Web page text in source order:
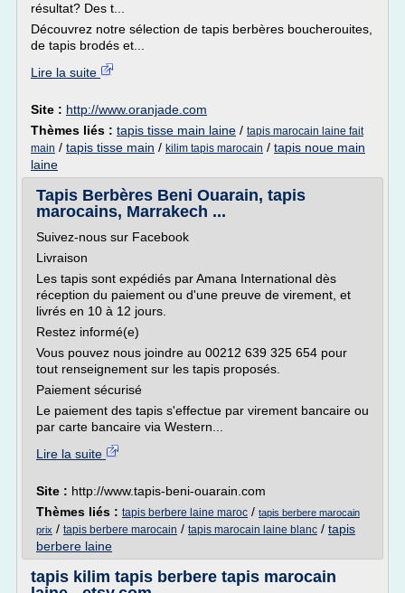
résultat? Des t...
Découvrez notre sélection de tapis berbères boucherouites,
de tapis brodés et...
Lire la suite
Site : http://www.oranjade.com
Thèmes liés : tapis tisse main laine / tapis marocain laine fait
main / tapis tisse main / kilim tapis marocain / tapis noue main
laine
Tapis Berbères Beni Ouarain, tapis
marocains, Marrakech ...
Suivez-nous sur Facebook
Livraison
Les tapis sont expédiés par Amana International dès
réception du paiement ou d'une preuve de virement, et
livrés en 10 à 12 jours.
Restez informé(e)
Vous pouvez nous joindre au 00212 639 325 654 pour
tout renseignement sur les tapis proposés.
Paiement sécurisé
Le paiement des tapis s'effectue par virement bancaire ou
par carte bancaire via Western...
Lire la suite
Site : http://www.tapis-beni-ouarain.com
Thèmes liés : tapis berbere laine maroc / tapis berbere marocain
prix / tapis berbere marocain / tapis marocain laine blanc / tapis
berbere laine
tapis kilim tapis berbere tapis marocain